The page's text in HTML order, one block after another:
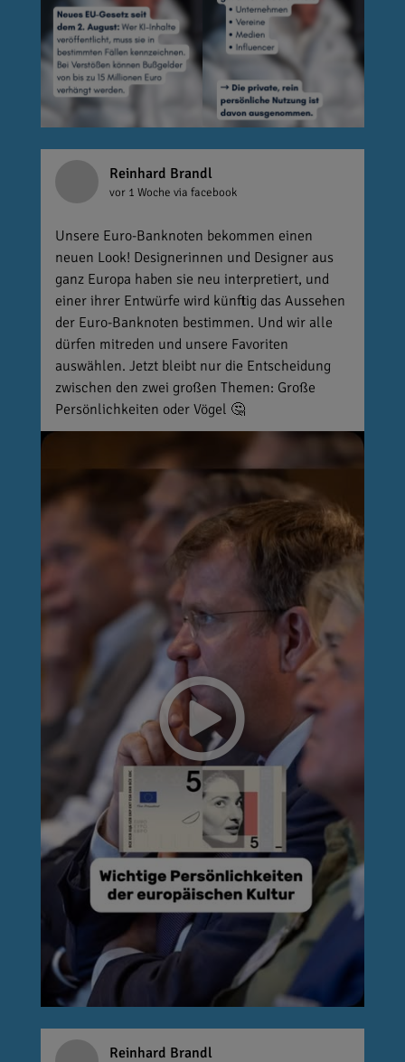
Reinhard Brandl
vor 1 Woche via facebook
Unsere Euro-Banknoten bekommen einen
neuen Look! Designerinnen und Designer aus
ganz Europa haben sie neu interpretiert, und
einer ihrer Entwürfe wird künftig das Aussehen
der Euro-Banknoten bestimmen. Und wir alle
dürfen mitreden und unsere Favoriten
auswählen. Jetzt bleibt nur die Entscheidung
zwischen den zwei großen Themen: Große
Persönlichkeiten oder Vögel 🤔
Reinhard Brandl